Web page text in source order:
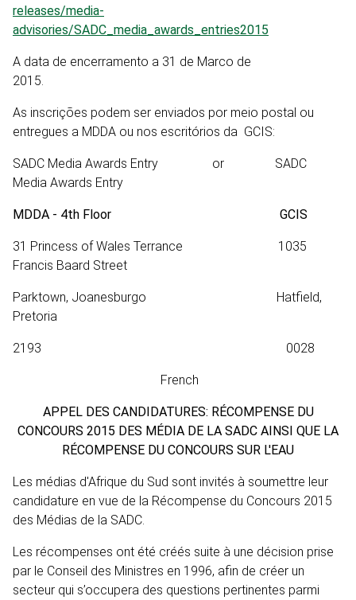
releases/media-
advisories/SADC_media_awards_entries2015
A data de encerramento a 31 de Marco de
2015.
As inscrições podem ser enviados por meio postal ou
entregues a MDDA ou nos escritórios da GCIS:
SADC Media Awards Entry or SADC
Media Awards Entry
MDDA - 4th Floor GCIS
31 Princess of Wales Terrance 1035
Francis Baard Street
Parktown, Joanesburgo Hatfield,
Pretoria
2193 0028
French
APPEL DES CANDIDATURES: RÉCOMPENSE DU
CONCOURS 2015 DES MÉDIA DE LA SADC AINSI QUE LA
RÉCOMPENSE DU CONCOURS SUR L'EAU
Les médias d'Afrique du Sud sont invités à soumettre leur
candidature en vue de la Récompense du Concours 2015
des Médias de la SADC.
Les récompenses ont été créés suite à une décision prise
par le Conseil des Ministres en 1996, afin de créer un
secteur qui s’occupera des questions pertinentes parmi